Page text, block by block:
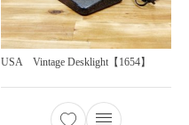
USA Vintage Desklight【1654】